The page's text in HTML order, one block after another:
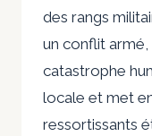
des rangs
un conflit
catastrophe
locale et met
ressortissants